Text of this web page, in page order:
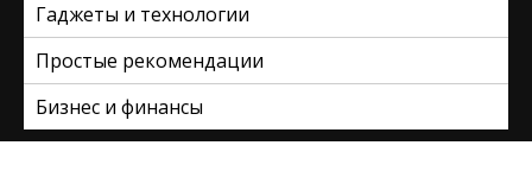
Гаджеты и технологии
Простые рекомендации
Бизнес и финансы